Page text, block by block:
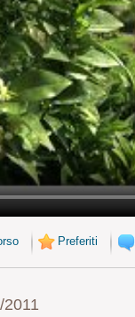
Preferiti